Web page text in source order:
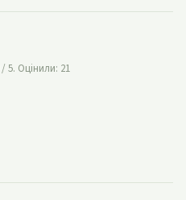
/ 5. Оцінили: 21